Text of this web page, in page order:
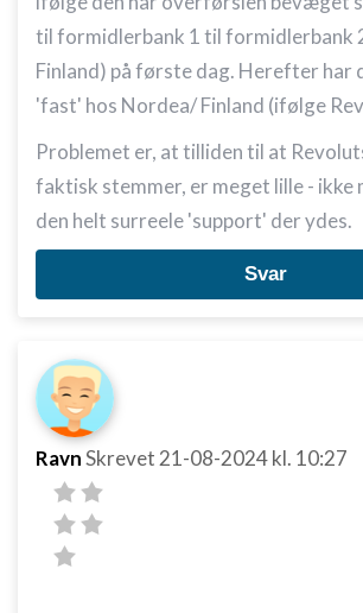
til formidlerbank 1 til formidlerbank
Finland) på første dag. Herefter har
'fast' hos Nordea/ Finland (ifølge
Problemet er, at tilliden til at
faktisk stemmer, er meget lille - ikke
den helt surreele 'support' der ydes.
Svar
RavnSkrevet 21-08-2024kl. 10:27